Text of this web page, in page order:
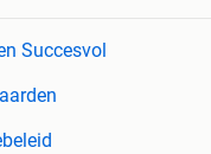
Succesvol